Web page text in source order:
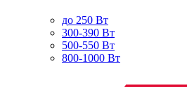
до 250 Вт
300-390 Вт
500-550 Вт
800-1000 Вт